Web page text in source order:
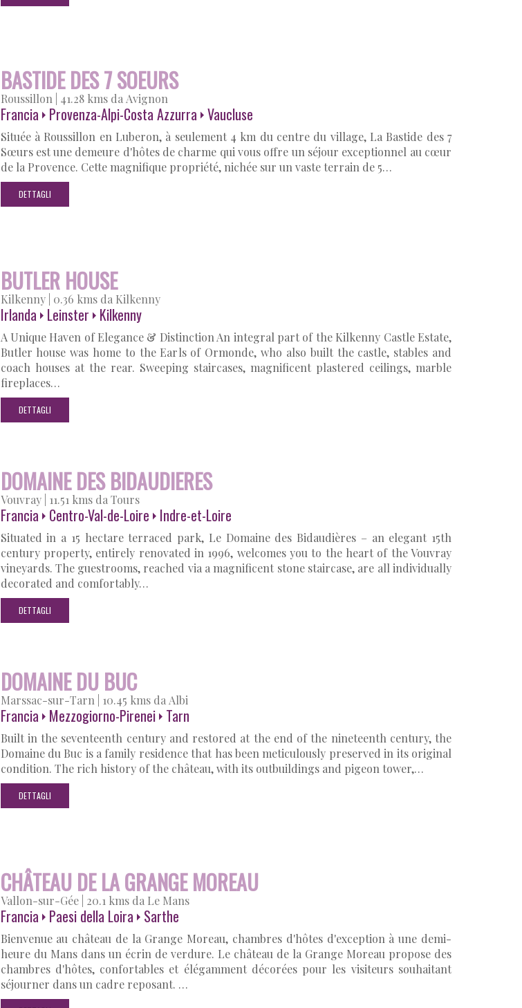
BASTIDE DES 7 SOEURS
Roussillon 41.28 kms da Avignon
Francia Provenza-Alpi-Costa Azzurra Vaucluse
Située à Roussillon en Luberon, à seulement 4 km du centre du village, La Bastide des 7
Sœurs est une demeure d'hôtes de charme qui vous offre un séjour exceptionnel au cœur
de la Provence. Cette magnifique propriété, nichée sur un vaste terrain de 5…
DETTAGLI
BUTLER HOUSE
Kilkenny 0.36 kms da Kilkenny
Irlanda Leinster Kilkenny
A Unique Haven of Elegance & Distinction An integral part of the Kilkenny Castle Estate,
Butler house was home to the Earls of Ormonde, who also built the castle, stables and
coach houses at the rear. Sweeping staircases, magnificent plastered ceilings, marble
fireplaces…
DETTAGLI
DOMAINE DES BIDAUDIERES
Vouvray 11.51 kms da Tours
Francia Centro-Val-de-Loire Indre-et-Loire
Situated in a 15 hectare terraced park, Le Domaine des Bidaudières – an elegant 15th
century property, entirely renovated in 1996, welcomes you to the heart of the Vouvray
vineyards. The guestrooms, reached via a magnificent stone staircase, are all individually
decorated and comfortably…
DETTAGLI
DOMAINE DU BUC
Marssac-sur-Tarn 10.45 kms da Albi
Francia Mezzogiorno-Pirenei Tarn
Built in the seventeenth century and restored at the end of the nineteenth century, the
Domaine du Buc is a family residence that has been meticulously preserved in its original
condition. The rich history of the château, with its outbuildings and pigeon tower,…
DETTAGLI
CHÂTEAU DE LA GRANGE MOREAU
Vallon-sur-Gée 20.1 kms da Le Mans
Francia Paesi della Loira Sarthe
Bienvenue au château de la Grange Moreau, chambres d'hôtes d'exception à une demi-
heure du Mans dans un écrin de verdure. Le château de la Grange Moreau propose des
chambres d'hôtes, confortables et élégamment décorées pour les visiteurs souhaitant
séjourner dans un cadre reposant. …